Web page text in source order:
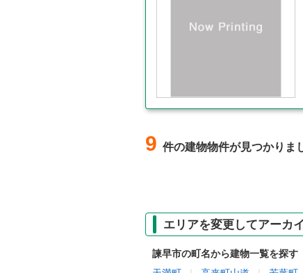
9 件の建物物件が見つかりま
エリアを変更してアーカ
諫早市の町名から建物一覧を探す